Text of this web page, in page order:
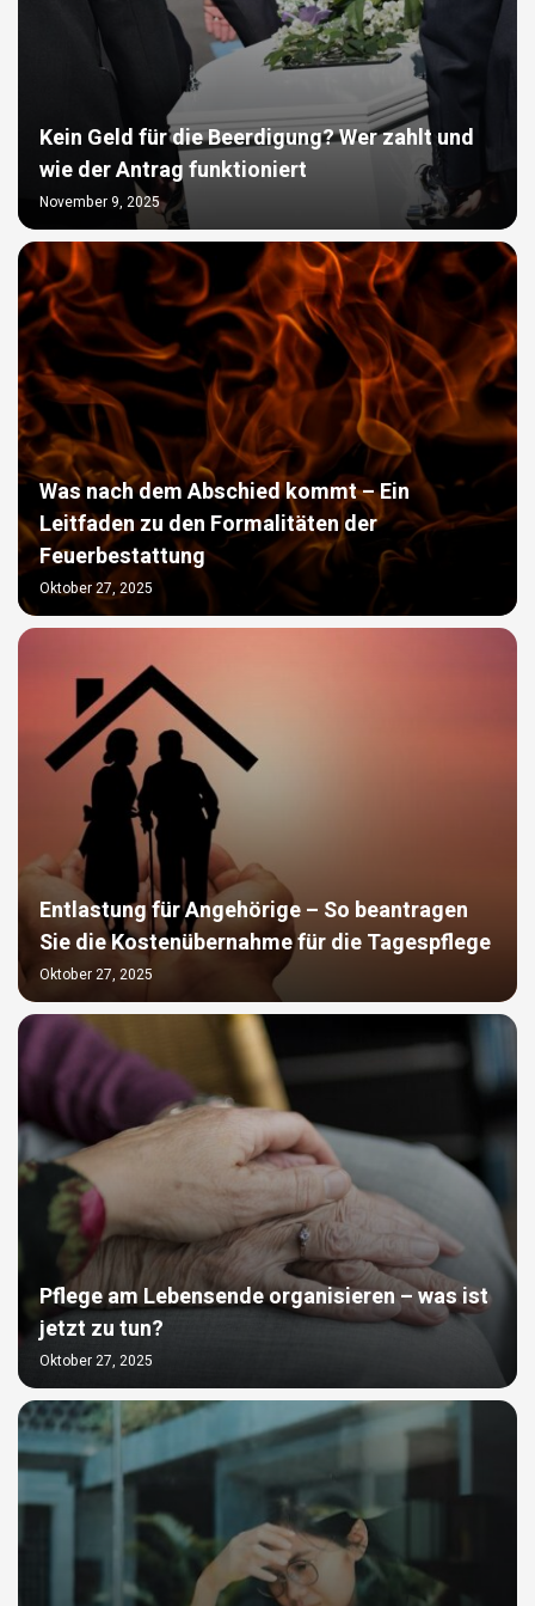
Kein Geld für die Beerdigung? Wer zahlt und
wie der Antrag funktioniert
November 9, 2025
Was nach dem Abschied kommt – Ein
Leitfaden zu den Formalitäten der
Feuerbestattung
Oktober 27, 2025
Entlastung für Angehörige – So beantragen
Sie die Kostenübernahme für die Tagespflege
Oktober 27, 2025
Pflege am Lebensende organisieren – was ist
jetzt zu tun?
Oktober 27, 2025